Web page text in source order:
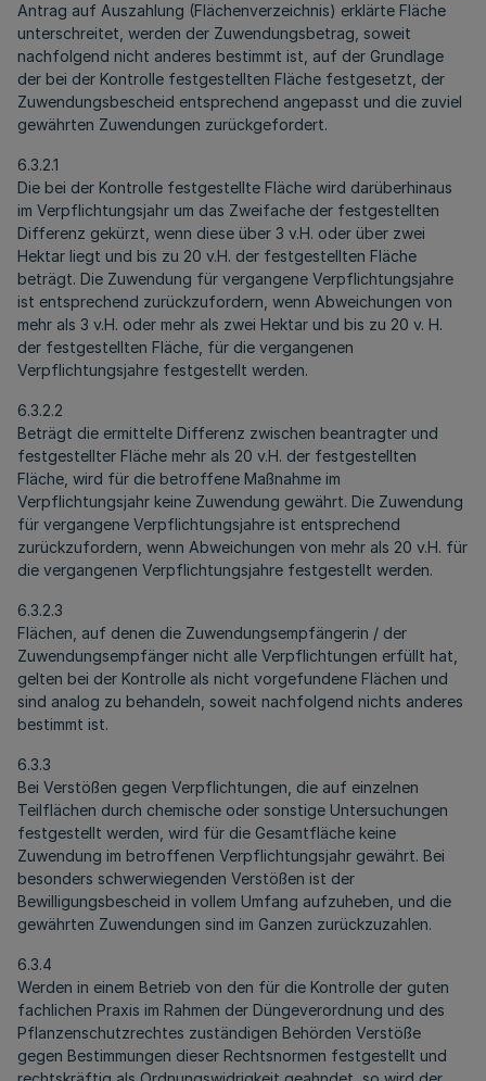
Antrag auf Auszahlung (Flächenverzeichnis) erklärte Fläche
unterschreitet, werden der Zuwendungsbetrag, soweit
nachfolgend nicht anderes bestimmt ist, auf der Grundlage
der bei der Kontrolle festgestellten Fläche festgesetzt, der
Zuwendungsbescheid entsprechend angepasst und die zuviel
gewährten Zuwendungen zurückgefordert.
6.3.2.1
Die bei der Kontrolle festgestellte Fläche wird darüberhinaus
im Verpflichtungsjahr um das Zweifache der festgestellten
Differenz gekürzt, wenn diese über 3 v.H. oder über zwei
Hektar liegt und bis zu 20 v.H. der festgestellten Fläche
beträgt. Die Zuwendung für vergangene Verpflichtungsjahre
ist entsprechend zurückzufordern, wenn Abweichungen von
mehr als 3 v.H. oder mehr als zwei Hektar und bis zu 20 v. H.
der festgestellten Fläche, für die vergangenen
Verpflichtungsjahre festgestellt werden.
6.3.2.2
Beträgt die ermittelte Differenz zwischen beantragter und
festgestellter Fläche mehr als 20 v.H. der festgestellten
Fläche, wird für die betroffene Maßnahme im
Verpflichtungsjahr keine Zuwendung gewährt. Die Zuwendung
für vergangene Verpflichtungsjahre ist entsprechend
zurückzufordern, wenn Abweichungen von mehr als 20 v.H. für
die vergangenen Verpflichtungsjahre festgestellt werden.
6.3.2.3
Flächen, auf denen die Zuwendungsempfängerin / der
Zuwendungsempfänger nicht alle Verpflichtungen erfüllt hat,
gelten bei der Kontrolle als nicht vorgefundene Flächen und
sind analog zu behandeln, soweit nachfolgend nichts anderes
bestimmt ist.
6.3.3
Bei Verstößen gegen Verpflichtungen, die auf einzelnen
Teilflächen durch chemische oder sonstige Untersuchungen
festgestellt werden, wird für die Gesamtfläche keine
Zuwendung im betroffenen Verpflichtungsjahr gewährt. Bei
besonders schwerwiegenden Verstößen ist der
Bewilligungsbescheid in vollem Umfang aufzuheben, und die
gewährten Zuwendungen sind im Ganzen zurückzuzahlen.
6.3.4
Werden in einem Betrieb von den für die Kontrolle der guten
fachlichen Praxis im Rahmen der Düngeverordnung und des
Pflanzenschutzrechtes zuständigen Behörden Verstöße
gegen Bestimmungen dieser Rechtsnormen festgestellt und